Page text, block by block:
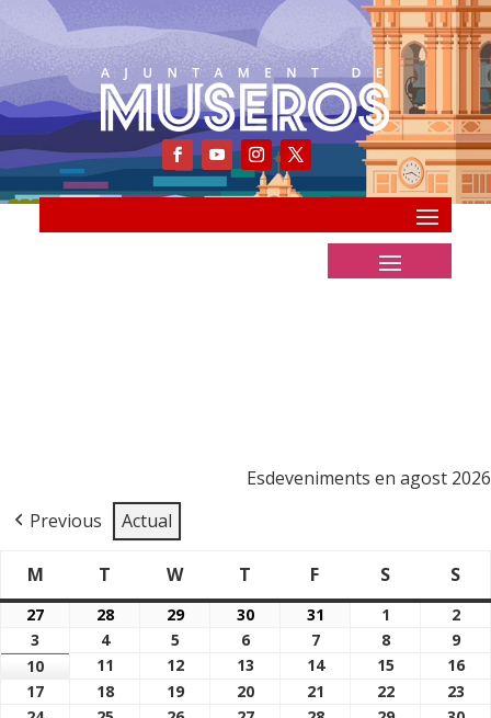
Esdeveniments en agost 2026
Previous
Actual
M
Dilluns
T Dimarts
WDimecres
T F Divendres
S Dissabte
S
27 27/07/2026
28 28/07/2026
2929/07/2026
30 30/07/2026
31 31/07/2026
1 01/08/2026
2
3
03/08/2026
404/08/2026
5 05/08/2026
6 06/08/2026
7 07/08/2026
8 08/08/2026
9
10 10/08/2026
11 11/08/2026
12 12/08/2026
13 13/08/2026
1414/08/2026
15 15/08/2026
16
17 17/08/2026
18 18/08/2026
19 19/08/2026
20 20/08/2026
21 21/08/2026
22 22/08/2026
23